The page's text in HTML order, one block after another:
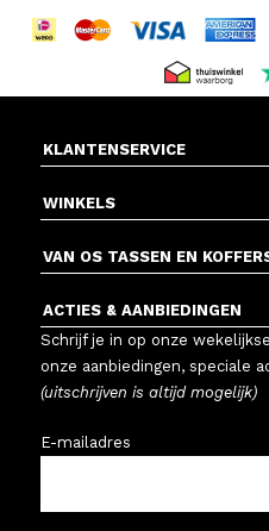
KLANTENSERVICE
WINKELS
VAN OS TASSEN EN
ACTIES & AANBIEDINGEN
Schrijf je in op onze
onze aanbiedingen, speciale
(uitschrijven is altijd mogelijk)
E-mailadres